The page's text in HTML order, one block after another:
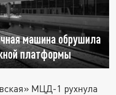
машина обрушила
платформы
МЦД-1 рухнула